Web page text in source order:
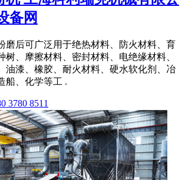
备网
磨后可广泛用于绝热材料、防火材料、育
树、摩擦材料、密封材料、电绝缘材料、
油漆、橡胶、耐火材料、硬水软化剂、冶
船、化学等工 .
3780 8511